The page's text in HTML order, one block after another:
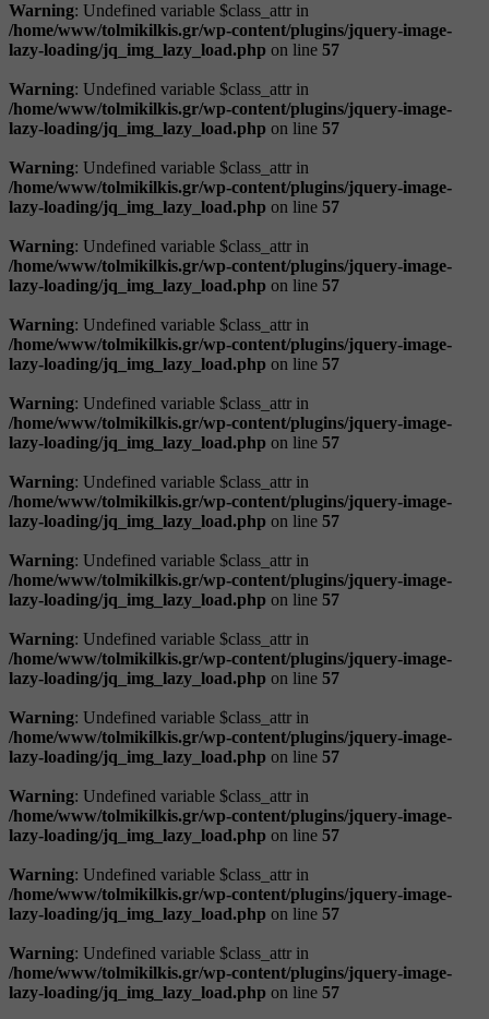
Warning: Undefined variable $class_attr in
/home/www/tolmikilkis.gr/wp-content/plugins/jquery-image-
lazy-loading/jq_img_lazy_load.php on line 57
Warning: Undefined variable $class_attr in
/home/www/tolmikilkis.gr/wp-content/plugins/jquery-image-
lazy-loading/jq_img_lazy_load.php on line 57
Warning: Undefined variable $class_attr in
/home/www/tolmikilkis.gr/wp-content/plugins/jquery-image-
lazy-loading/jq_img_lazy_load.php on line 57
Warning: Undefined variable $class_attr in
/home/www/tolmikilkis.gr/wp-content/plugins/jquery-image-
lazy-loading/jq_img_lazy_load.php on line 57
Warning: Undefined variable $class_attr in
/home/www/tolmikilkis.gr/wp-content/plugins/jquery-image-
lazy-loading/jq_img_lazy_load.php on line 57
Warning: Undefined variable $class_attr in
/home/www/tolmikilkis.gr/wp-content/plugins/jquery-image-
lazy-loading/jq_img_lazy_load.php on line 57
Warning: Undefined variable $class_attr in
/home/www/tolmikilkis.gr/wp-content/plugins/jquery-image-
lazy-loading/jq_img_lazy_load.php on line 57
Warning: Undefined variable $class_attr in
/home/www/tolmikilkis.gr/wp-content/plugins/jquery-image-
lazy-loading/jq_img_lazy_load.php on line 57
Warning: Undefined variable $class_attr in
/home/www/tolmikilkis.gr/wp-content/plugins/jquery-image-
lazy-loading/jq_img_lazy_load.php on line 57
Warning: Undefined variable $class_attr in
/home/www/tolmikilkis.gr/wp-content/plugins/jquery-image-
lazy-loading/jq_img_lazy_load.php on line 57
Warning: Undefined variable $class_attr in
/home/www/tolmikilkis.gr/wp-content/plugins/jquery-image-
lazy-loading/jq_img_lazy_load.php on line 57
Warning: Undefined variable $class_attr in
/home/www/tolmikilkis.gr/wp-content/plugins/jquery-image-
lazy-loading/jq_img_lazy_load.php on line 57
Warning: Undefined variable $class_attr in
/home/www/tolmikilkis.gr/wp-content/plugins/jquery-image-
lazy-loading/jq_img_lazy_load.php on line 57